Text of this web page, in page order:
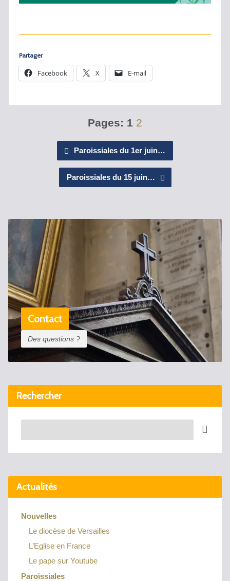
Partager
Facebook X E-mail
Pages: 1 2
Paroissiales du 1er juin…
Paroissiales du 15 juin…
Contact
Des questions ?
Rechercher
Actualités
Nouvelles
Le diocèse de Versailles
L’Eglise en France
Le pape sur Youtube
Paroissiales